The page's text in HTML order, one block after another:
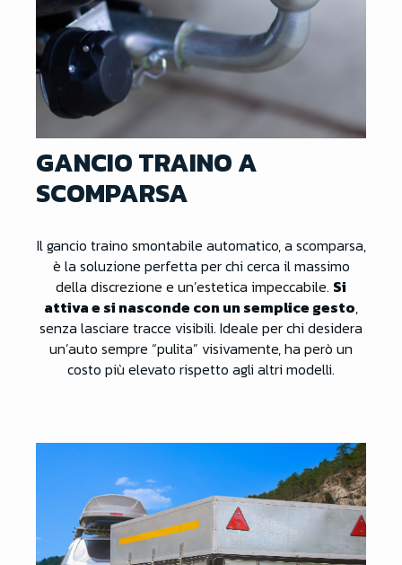
GANCIO TRAINO A
SCOMPARSA
Il gancio traino smontabile automatico, a scomparsa,
è la soluzione perfetta per chi cerca il massimo
della discrezione e un’estetica impeccabile. Si
attiva e si nasconde con un semplice gesto,
senza lasciare tracce visibili. Ideale per chi desidera
un’auto sempre “pulita” visivamente, ha però un
costo più elevato rispetto agli altri modelli.